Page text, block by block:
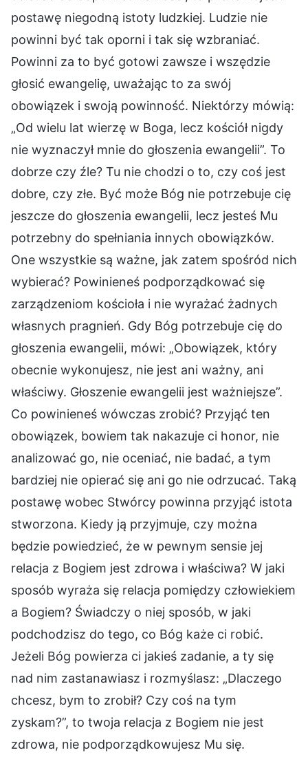
postawę niegodną istoty ludzkiej. Ludzie nie
powinni być tak oporni i tak się wzbraniać.
Powinni za to być gotowi zawsze i wszędzie
głosić ewangelię, uważając to za swój
obowiązek i swoją powinność. Niektórzy mówią:
„Od wielu lat wierzę w Boga, lecz kościół nigdy
nie wyznaczył mnie do głoszenia ewangelii”. To
dobrze czy źle? Tu nie chodzi o to, czy coś jest
dobre, czy złe. Być może Bóg nie potrzebuje cię
jeszcze do głoszenia ewangelii, lecz jesteś Mu
potrzebny do spełniania innych obowiązków.
One wszystkie są ważne, jak zatem spośród nich
wybierać? Powinieneś podporządkować się
zarządzeniom kościoła i nie wyrażać żadnych
własnych pragnień. Gdy Bóg potrzebuje cię do
głoszenia ewangelii, mówi: „Obowiązek, który
obecnie wykonujesz, nie jest ani ważny, ani
właściwy. Głoszenie ewangelii jest ważniejsze”.
Co powinieneś wówczas zrobić? Przyjąć ten
obowiązek, bowiem tak nakazuje ci honor, nie
analizować go, nie oceniać, nie badać, a tym
bardziej nie opierać się ani go nie odrzucać. Taką
postawę wobec Stwórcy powinna przyjąć istota
stworzona. Kiedy ją przyjmuje, czy można
będzie powiedzieć, że w pewnym sensie jej
relacja z Bogiem jest zdrowa i właściwa? W jaki
sposób wyraża się relacja pomiędzy człowiekiem
a Bogiem? Świadczy o niej sposób, w jaki
podchodzisz do tego, co Bóg każe ci robić.
Jeżeli Bóg powierza ci jakieś zadanie, a ty się
nad nim zastanawiasz i rozmyślasz: „Dlaczego
chcesz, bym to zrobił? Czy coś na tym
zyskam?”, to twoja relacja z Bogiem nie jest
zdrowa, nie podporządkowujesz Mu się.